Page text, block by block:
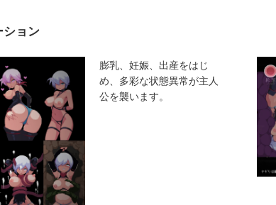
ョン
膨乳、妊娠、出産をはじ
め、多彩な状態異常が主人
公を襲います。